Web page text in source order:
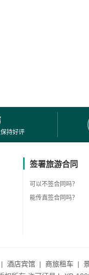
持好评
签署旅游合同
可以不签合同吗？
能传真签合同吗？
| 酒店宾馆 | 商旅租车 |